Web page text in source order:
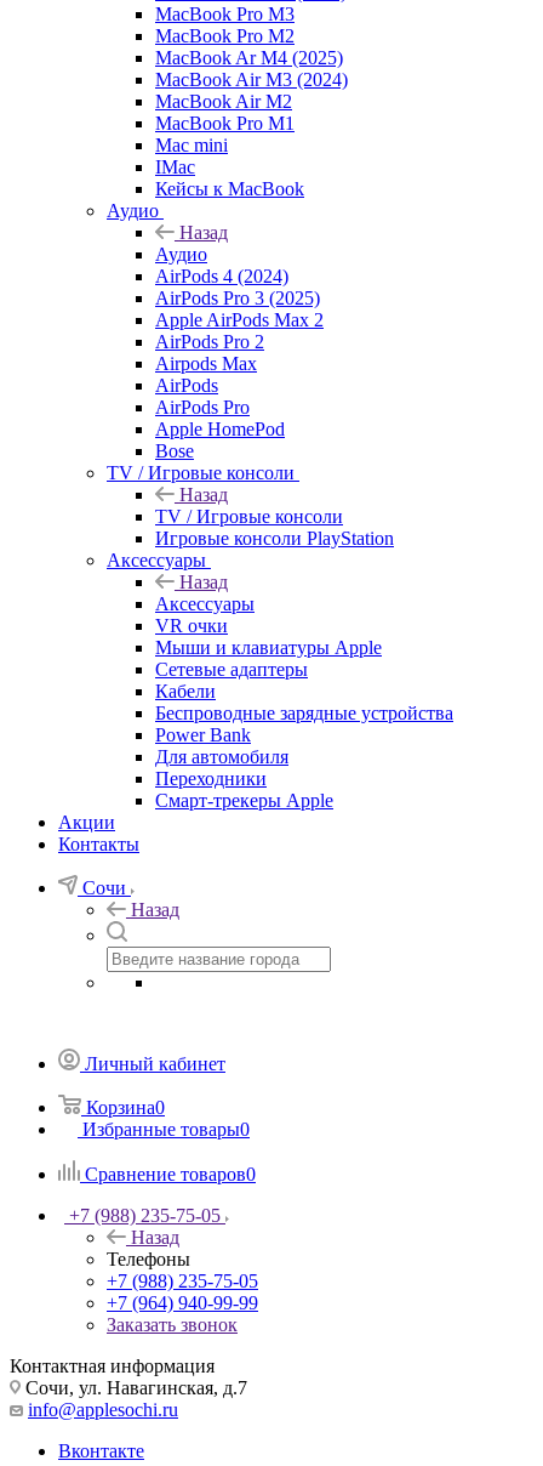
MacBook Pro M3
MacBook Pro M2
MacBook Ar M4 (2025)
MacBook Air M3 (2024)
MacBook Air M2
MacBook Pro M1
Mac mini
IMac
Кейсы к MacBook
Аудио
Назад
Аудио
AirPods 4 (2024)
AirPods Pro 3 (2025)
Apple AirPods Max 2
AirPods Pro 2
Airpods Max
AirPods
AirPods Pro
Apple HomePod
Bose
TV / Игровые консоли
Назад
TV / Игровые консоли
Игровые консоли PlayStation
Аксессуары
Назад
Аксессуары
VR очки
Мыши и клавиатуры Apple
Сетевые адаптеры
Кабели
Беспроводные зарядные устройства
Power Bank
Для автомобиля
Переходники
Смарт-трекеры Apple
Акции
Контакты
Сочи
Назад
Личный кабинет
Корзина0
Избранные товары0
Сравнение товаров0
+7 (988) 235-75-05
Назад
Телефоны
+7 (988) 235-75-05
+7 (964) 940-99-99
Заказать звонок
Контактная информация
Сочи, ул. Навагинская, д.7
info@applesochi.ru
Вконтакте